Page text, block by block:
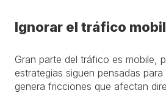
Ignorar el tráfico
Gran parte del tráfico es mobile,
estrategias siguen pensadas
genera fricciones que afectan